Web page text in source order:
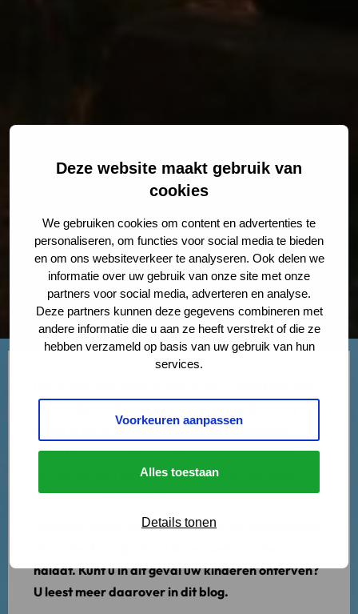
Deze website maakt gebruik van
cookies
We gebruiken cookies om content en advertenties te
personaliseren, om functies voor social media te bieden
en om ons websiteverkeer te analyseren. Ook delen we
informatie over uw gebruik van onze site met onze
partners voor social media, adverteren en analyse.
Deze partners kunnen deze gegevens combineren met
andere informatie die u aan ze heeft verstrekt of die ze
hebben verzameld op basis van uw gebruik van hun
services.
Voorkeuren aanpassen
Alles toestaan
Details tonen
leven al na te denken over uw nalatenschap.
Door het opstellen van eentestamentkunt u
ervoor zorgen dat uwerfenis wordt verdeeld
zoals u dat graag zou willen.
Wettelijk gezien zijn uw kinderen uw erfgenamen.
nalaat. Kunt u in dit geval uw kinderen onterven?
U leest meer daarover in dit blog.